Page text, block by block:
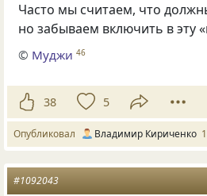
Часто мы считаем, что
но забываем включить в эту
© Муджи 46
38 5
Опубликовал Владимир Кириченко
#1092043